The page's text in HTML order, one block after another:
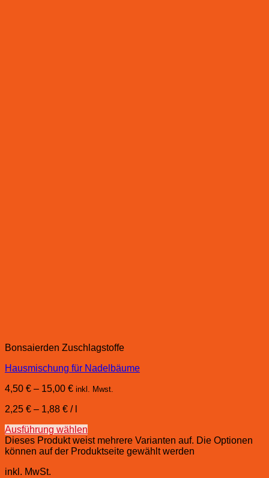
Bonsaierden Zuschlagstoffe
Hausmischung für Nadelbäume
4,50 € – 15,00 € inkl. Mwst.
2,25 € – 1,88 € /
Ausführung wählen
Dieses Produkt weist mehrere Varianten auf. Die Optionen
können auf der Produktseite gewählt werden
inkl. MwSt.